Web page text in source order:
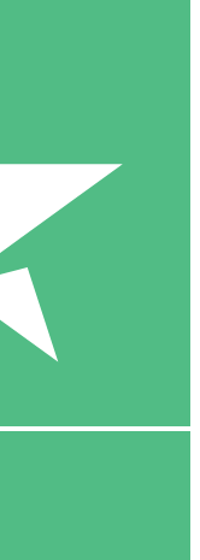
Geen maandelijkse